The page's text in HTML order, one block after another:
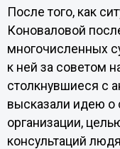
После того, как
Коноваловой
многочисленных
к ней за советом
столкнувшиеся с
высказали идею о
организации,
консультаций